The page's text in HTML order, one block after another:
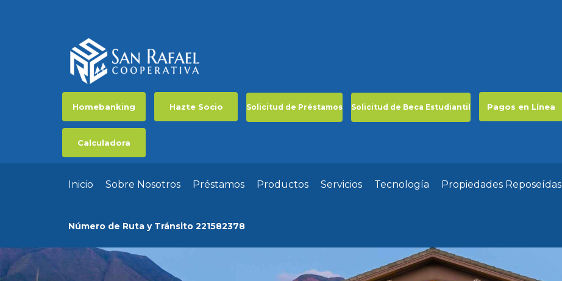
Homebanking Hazte Socio Solicitud de Préstamos Solicitud de Beca Estudiantil Pagos en Línea
Calculadora
Inicio Sobre Nosotros Préstamos Productos Servicios Tecnología Propiedades Reposeídas
Número de Ruta y Tránsito 221582378